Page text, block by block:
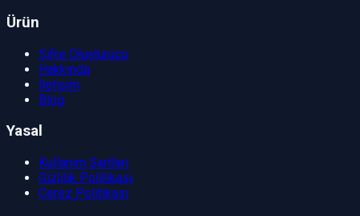
Ürün
Şifre Oluşturucu
Hakkında
İletişim
Blog
Yasal
Kullanım Şartları
Gizlilik Politikası
Çerez Politikası